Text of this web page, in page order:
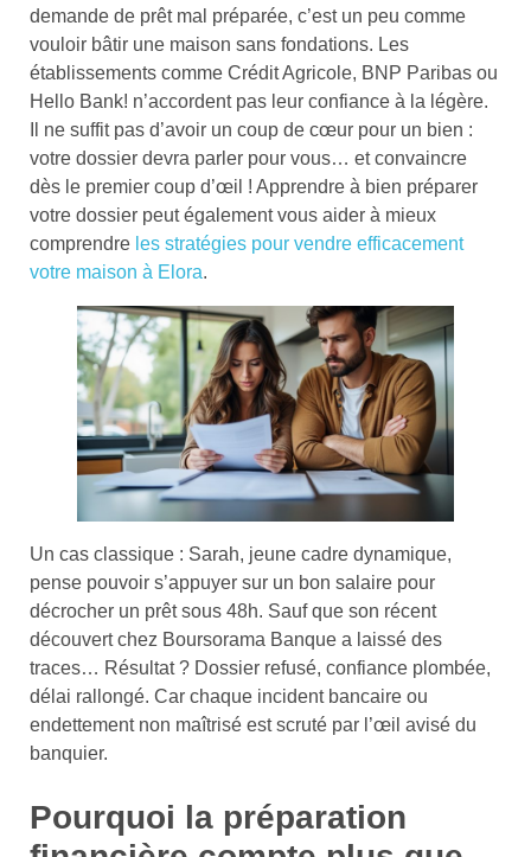
demande de prêt mal préparée, c’est un peu comme
vouloir bâtir une maison sans fondations. Les
établissements comme Crédit Agricole, BNP Paribas ou
Hello Bank! n’accordent pas leur confiance à la légère.
Il ne suffit pas d’avoir un coup de cœur pour un bien :
votre dossier devra parler pour vous… et convaincre
dès le premier coup d’œil ! Apprendre à bien préparer
votre dossier peut également vous aider à mieux
comprendre les stratégies pour vendre efficacement
votre maison à Elora.
Un cas classique : Sarah, jeune cadre dynamique,
pense pouvoir s’appuyer sur un bon salaire pour
décrocher un prêt sous 48h. Sauf que son récent
découvert chez Boursorama Banque a laissé des
traces… Résultat ? Dossier refusé, confiance plombée,
délai rallongé. Car chaque incident bancaire ou
endettement non maîtrisé est scruté par l’œil avisé du
banquier.
Pourquoi la préparation